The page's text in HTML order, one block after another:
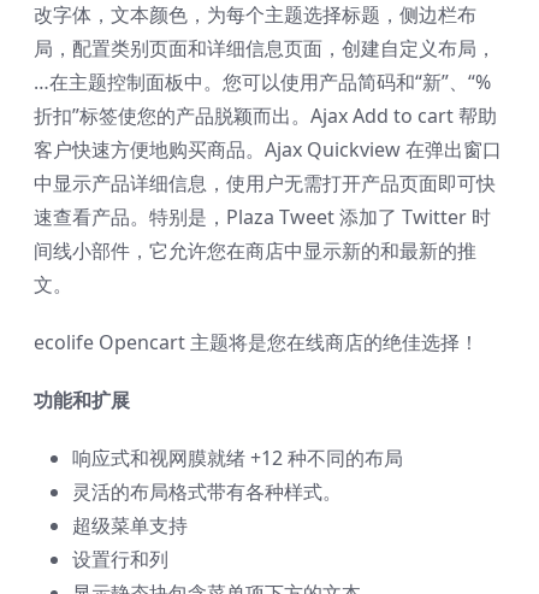
改字体，文本颜色，为每个主题选择标题，侧边栏布
局，配置类别页面和详细信息页面，创建自定义布局，
…在主题控制面板中。您可以使用产品简码和“新”、“%
折扣”标签使您的产品脱颖而出。Ajax Add to cart 帮助
客户快速方便地购买商品。Ajax Quickview 在弹出窗口
中显示产品详细信息，使用户无需打开产品页面即可快
速查看产品。特别是，Plaza Tweet 添加了 Twitter 时
间线小部件，它允许您在商店中显示新的和最新的推
文。
ecolife Opencart 主题将是您在线商店的绝佳选择！
功能和扩展
响应式和视网膜就绪 +12 种不同的布局
灵活的布局格式带有各种样式。
超级菜单支持
设置行和列